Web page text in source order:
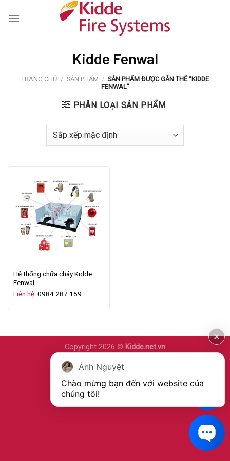
Kidde Fenwal
TRANG CHỦ / SẢN PHẨM / SẢN PHẨM ĐƯỢC GẮN THẺ “KIDDE
FENWAL”
PHÂN LOẠI SẢN PHẨM
Hệ thống chữa cháy Kidde
Fenwal
Liên hệ: 0984 287 159
Copyright 2026 © Kidde.net.vn
Ánh Nguyệt
Chào mừng bạn đến với website của
chúng tôi!